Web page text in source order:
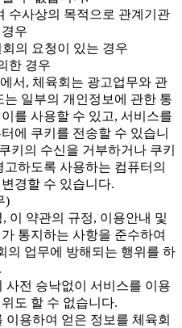
수사상의 목적으로 관계기관
우
의 요청이 있는 경우
한 경우
서, 체육회는 광고업무와 관
는 일부의 개인정보에 관한 통
를 사용할 수 있고, 서비스를
에 쿠키를 전송할 수 있습니
키의 수신을 거부하거나 쿠키
하도록 사용하는 컴퓨터의
경할 수 있습니다.
)
이 약관의 규정, 이용안내 및
통지하는 사항을 준수하여
의 업무에 방해되는 행위를 하
사전 승낙없이 서비스를 이용
도 할 수 없습니다.
이용하여 얻은 정보를 체육회